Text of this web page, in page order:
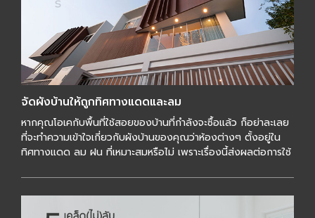
จัดผังบ้านให้ถูกทิศทางแดดและลม
หากคุณโอเคกับพื้นที่ใช้สอยของบ้านที่กำลังจะซื้อแล้ว ก็อย่าละเลย
ที่จะทำความเข้าใจเกี่ยวกับผังบ้านของคุณว่าห้องต่างๆ ตั้งอยู่ใน
ทิศทางแดด ลม ฝน ที่เหมาะสมหรือไม่ เพราะเรื่องนี้ส่งผลต่อการใช้